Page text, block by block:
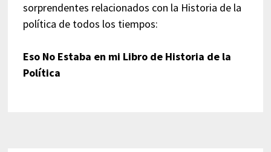
sorprendentes relacionados con la Historia de la
política de todos los tiempos:
Eso No Estaba en mi Libro de Historia de la
Política